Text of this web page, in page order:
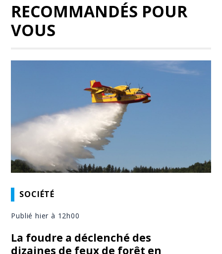
RECOMMANDÉS POUR
VOUS
SOCIÉTÉ
Publié hier à 12h00
La foudre a déclenché des
dizaines de feux de forêt en